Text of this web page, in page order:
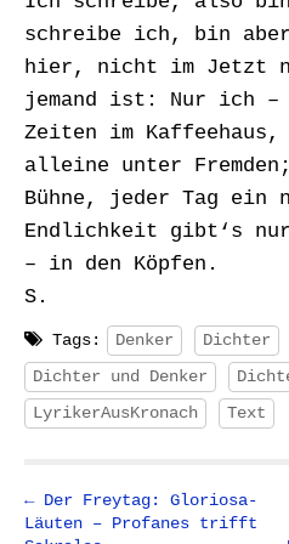
schreibe ich, bin
hier, nicht im Jetzt
jemand ist: Nur ich –
Zeiten im
alleine unter
Bühne, jeder Tag ein
Endlichkeit gibt‘s
– in den Köpfen.
S.
Tags: Denker Dichter
Dichter und Denker
LyrikerAusKronach
Text
P
o
← Der Freytag: Gloriosa-
Läuten – Profanes trifft